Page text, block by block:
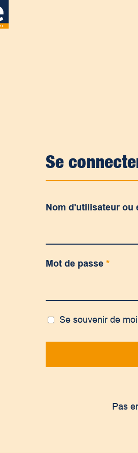
Se
Nom d'utilisateur ou
Mot de passe *
Se souvenir de moi
Pas